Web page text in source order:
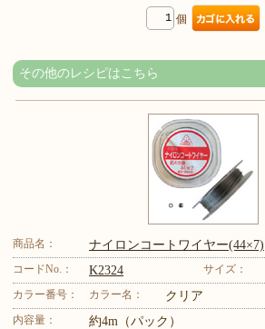
個
その他のレシピはこちら
商品名： ナイロンコートワイヤー(44×7)
コードNo.： K2324 サイズ：
カラー番号： カラー名： クリア
内容量： 約4m（パック）